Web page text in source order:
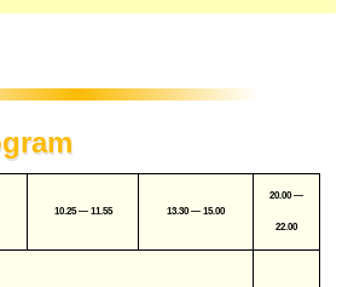
10.25 — 11.55 13.30 — 15.00
20.00 —
22.00